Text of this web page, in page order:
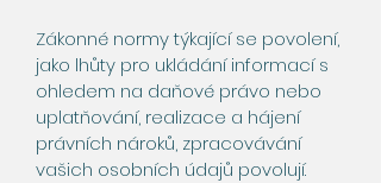
Zákonné normy týkající se povolení,
jako lhůty pro ukládání informací s
ohledem na daňové právo nebo
uplatňování, realizace a hájení
právních nároků, zpracovávání
vašich osobních údajů povolují.